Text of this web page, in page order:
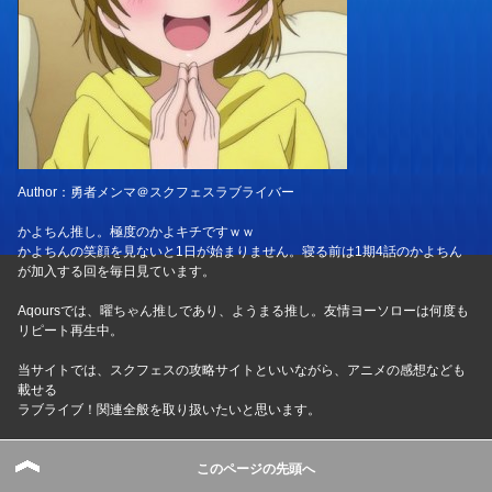
Author：勇者メンマ＠スクフェスラブライバー
かよちん推し。極度のかよキチですｗｗ
かよちんの笑顔を見ないと1日が始まりません。寝る前は1期4話のかよちん
が加入する回を毎日見ています。
Aqoursでは、曜ちゃん推しであり、ようまる推し。友情ヨーソローは何度も
リピート再生中。
当サイトでは、スクフェスの攻略サイトといいながら、アニメの感想なども
載せる
ラブライブ！関連全般を取り扱いたいと思います。
基本的にSR2枚取りを使命として奮闘中このページの先頭へ